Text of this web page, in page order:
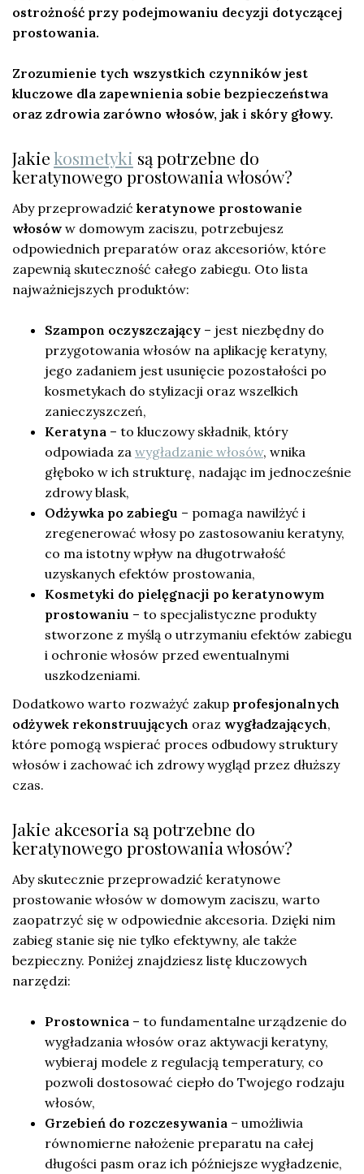
ostrożność przy podejmowaniu decyzji dotyczącej
prostowania.
Zrozumienie tych wszystkich czynników jest
kluczowe dla zapewnienia sobie bezpieczeństwa
oraz zdrowia zarówno włosów, jak i skóry głowy.
Jakiekosmetyki są potrzebne do
keratynowego prostowania włosów?
Aby przeprowadzić keratynowe prostowanie
włosów w domowym zaciszu, potrzebujesz
odpowiednich preparatów oraz akcesoriów, które
zapewnią skuteczność całego zabiegu. Oto lista
najważniejszych produktów:
Szampon oczyszczający – jest niezbędny do
przygotowania włosów na aplikację keratyny,
jego zadaniem jest usunięcie pozostałości po
kosmetykach do stylizacji oraz wszelkich
zanieczyszczeń,
Keratyna – to kluczowy składnik, który
odpowiada za wygładzanie włosów, wnika
głęboko w ich strukturę, nadając im jednocześnie
zdrowy blask,
Odżywka po zabiegu – pomaga nawilżyć i
zregenerować włosy po zastosowaniu keratyny,
co ma istotny wpływ na długotrwałość
uzyskanych efektów prostowania,
Kosmetyki do pielęgnacji po keratynowym
prostowaniu – to specjalistyczne produkty
stworzone z myślą o utrzymaniu efektów zabiegu
i ochronie włosów przed ewentualnymi
uszkodzeniami.
Dodatkowo warto rozważyć zakup profesjonalnych
odżywek rekonstruujących oraz wygładzających,
które pomogą wspierać proces odbudowy struktury
włosów i zachować ich zdrowy wygląd przez dłuższy
czas.
Jakie akcesoria są potrzebne do
keratynowego prostowania włosów?
Aby skutecznie przeprowadzić keratynowe
prostowanie włosów w domowym zaciszu, warto
zaopatrzyć się w odpowiednie akcesoria. Dzięki nim
zabieg stanie się nie tylko efektywny, ale także
bezpieczny. Poniżej znajdziesz listę kluczowych
narzędzi:
Prostownica – to fundamentalne urządzenie do
wygładzania włosów oraz aktywacji keratyny,
wybieraj modele z regulacją temperatury, co
pozwoli dostosować ciepło do Twojego rodzaju
włosów,
Grzebień do rozczesywania – umożliwia
równomierne nałożenie preparatu na całej
długości pasm oraz ich późniejsze wygładzenie,